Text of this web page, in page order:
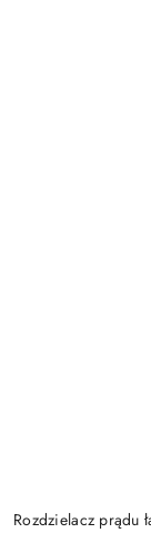
Rozdzielacz prądu